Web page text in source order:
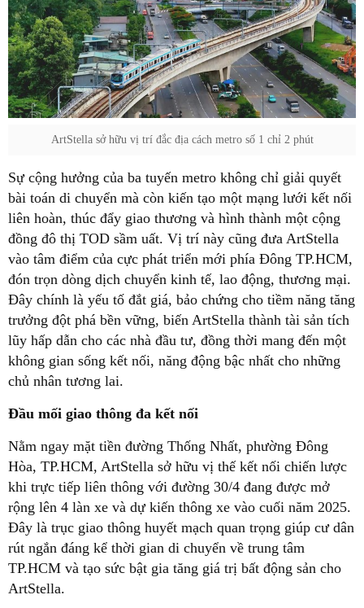
ArtStella sở hữu vị trí đắc địa cách metro số 1 chỉ 2 phút
Sự cộng hưởng của ba tuyến metro không chỉ giải quyết
bài toán di chuyển mà còn kiến tạo một mạng lưới kết nối
liên hoàn, thúc đẩy giao thương và hình thành một cộng
đồng đô thị TOD sầm uất. Vị trí này cũng đưa ArtStella
vào tâm điểm của cực phát triển mới phía Đông TP.HCM,
đón trọn dòng dịch chuyển kinh tế, lao động, thương mại.
Đây chính là yếu tố đắt giá, bảo chứng cho tiềm năng tăng
trưởng đột phá bền vững, biến ArtStella thành tài sản tích
lũy hấp dẫn cho các nhà đầu tư, đồng thời mang đến một
không gian sống kết nối, năng động bậc nhất cho những
chủ nhân tương lai.
Đầu mối giao thông đa kết nối
Nằm ngay mặt tiền đường Thống Nhất, phường Đông
Hòa, TP.HCM, ArtStella sở hữu vị thế kết nối chiến lược
khi trực tiếp liên thông với đường 30/4 đang được mở
rộng lên 4 làn xe và dự kiến thông xe vào cuối năm 2025.
Đây là trục giao thông huyết mạch quan trọng giúp cư dân
rút ngắn đáng kể thời gian di chuyển về trung tâm
TP.HCM và tạo sức bật gia tăng giá trị bất động sản cho
ArtStella.